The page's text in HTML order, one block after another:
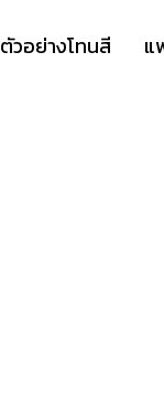
ตัวอย่างโทนสี แ